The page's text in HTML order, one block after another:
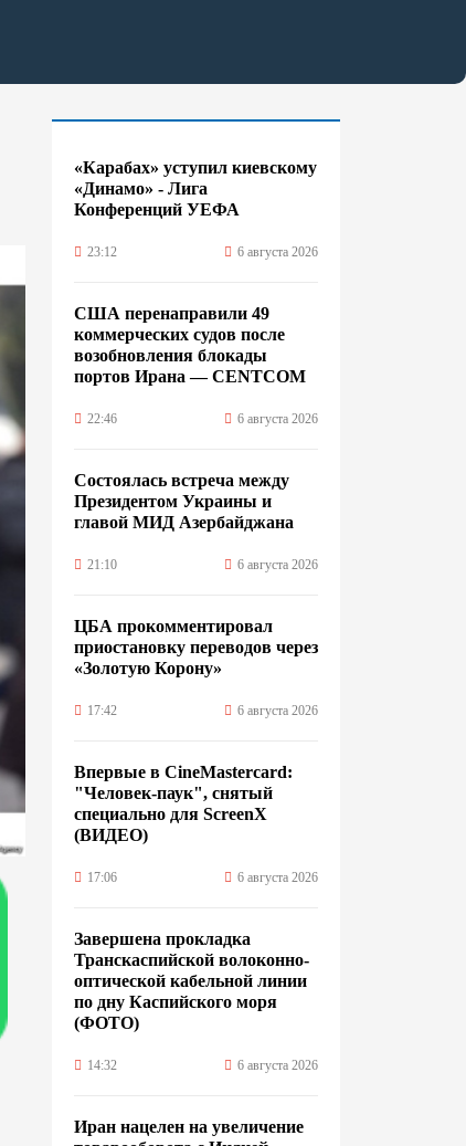
«Карабах» уступил киевскому
«Динамо» - Лига
Конференций УЕФА
23:12 6 августа 2026
США перенаправили 49
коммерческих судов после
возобновления блокады
портов Ирана — CENTCOM
22:46 6 августа 2026
Состоялась встреча между
Президентом Украины и
главой МИД Азербайджана
21:10 6 августа 2026
ЦБА прокомментировал
приостановку переводов через
«Золотую Корону»
17:42 6 августа 2026
Впервые в CineMastercard:
"Человек-паук", снятый
специально для ScreenX
(ВИДЕО)
17:06 6 августа 2026
Завершена прокладка
Транскаспийской волоконно-
оптической кабельной линии
по дну Каспийского моря
(ФОТО)
14:32 6 августа 2026
Иран нацелен на увеличение